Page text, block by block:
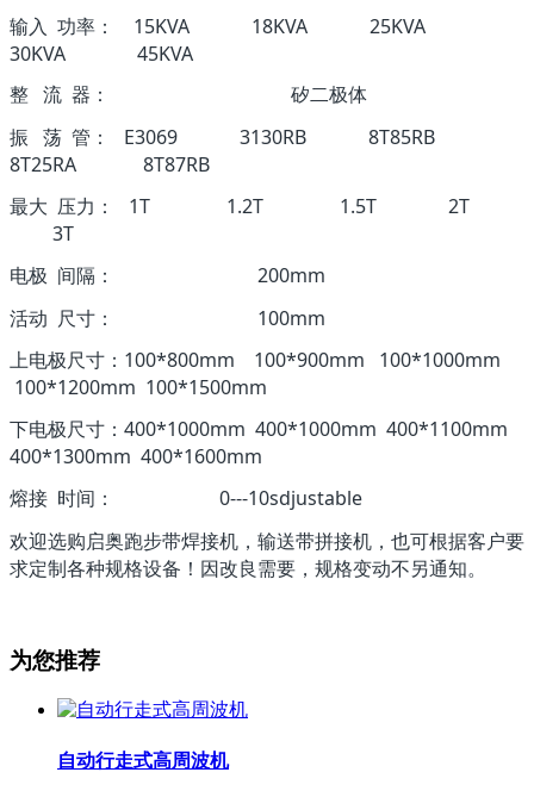
输入 功率： 15KVA 18KVA 25KVA
30KVA 45KVA
整 流 器： 矽二极体
振 荡 管： E3069 3130RB 8T85RB
8T25RA 8T87RB
最大 压力： 1T 1.2T 1.5T 2T
3T
电极 间隔： 200mm
活动 尺寸： 100mm
上电极尺寸：100*800mm 100*900mm 100*1000mm
100*1200mm 100*1500mm
下电极尺寸：400*1000mm 400*1000mm 400*1100mm
400*1300mm 400*1600mm
熔接 时间： 0---10sdjustable
欢迎选购启奥跑步带焊接机，输送带拼接机，也可根据客户要
求定制各种规格设备！因改良需要，规格变动不另通知。
为您推荐
自动行走式高周波机